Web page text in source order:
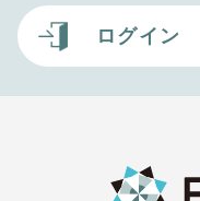
ログイン